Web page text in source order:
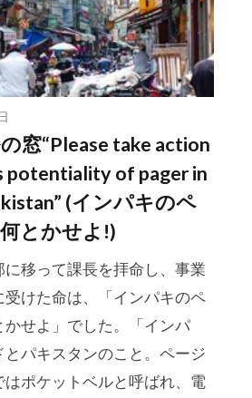
窓“Please take action
potentiality of pager in
(インパキのペ
とかせよ!)
移って課長を拝命し、事業
けた命は、「インパキのペ
かせよ」でした。「インパ
とパキスタンのこと。ページ
はポケットベルと呼ばれ、電